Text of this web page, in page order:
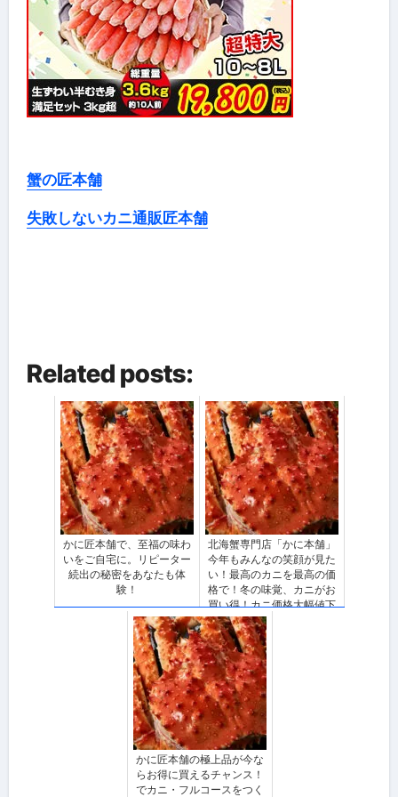
蟹の匠本舗
失敗しないカニ通販匠本舗
Related posts:
かに匠本舗で、至福の味わ
いをご自宅に。リピーター
続出の秘密をあなたも体
験！
北海蟹専門店「かに本舗」
今年もみんなの笑顔が見た
い！最高のカニを最高の価
格で！冬の味覚、カニがお
買い得！カニ価格大幅値下
げ実施中
かに匠本舗の極上品が今な
らお得に買えるチャンス！
でカニ・フルコースをつく